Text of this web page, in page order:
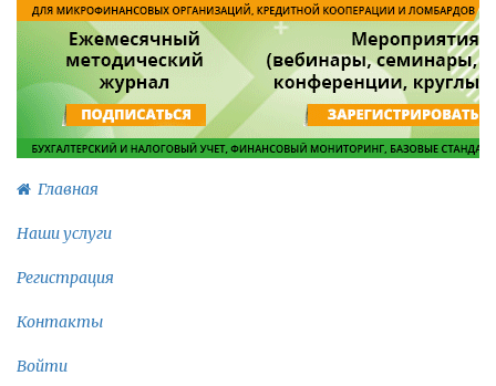
Главная
Наши услуги
Регистрация
Контакты
Войти